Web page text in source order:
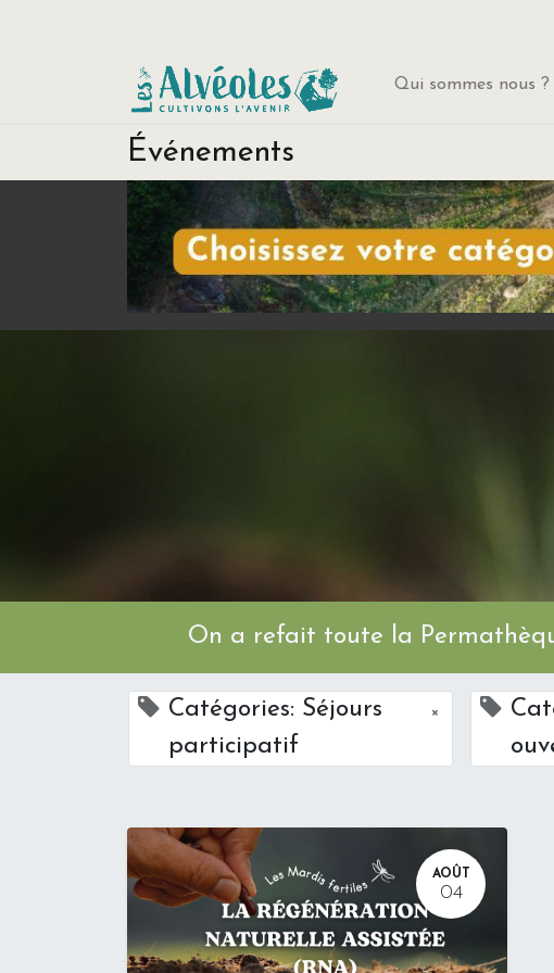
Qui sommes nous ?
Événements
On a refait toute la
Catégories: Séjours
participatif
×
AOÛT
04